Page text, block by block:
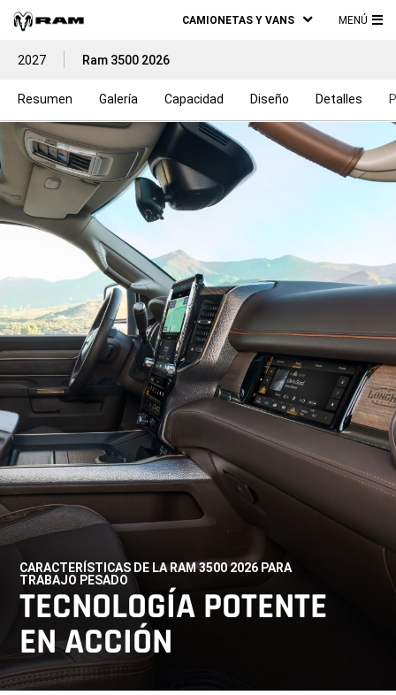
CAMIONETAS Y VANS MENÚ
2027 Ram 3500 2026
Resumen Galería Capacidad Diseño Detalles
CARACTERÍSTICAS DE LA RAM 3500 2026 PARA
TRABAJO PESADO
,TECNOLOGÍA POTENTE
EN ACCIÓN
,